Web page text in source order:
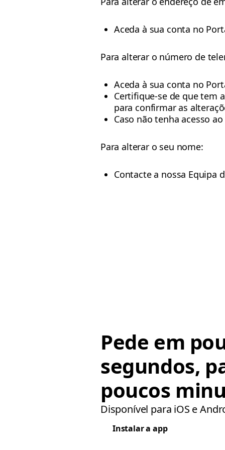
Aceda à sua conta no
Para alterar o número de
Aceda à sua conta no
Certifique-se de que tem
para confirmar as
Caso não tenha acesso
Para alterar o seu nome:
Contacte a nossa Equipa
Pede em
segundos,
poucos
Disponível para iOS e
Instalar a app